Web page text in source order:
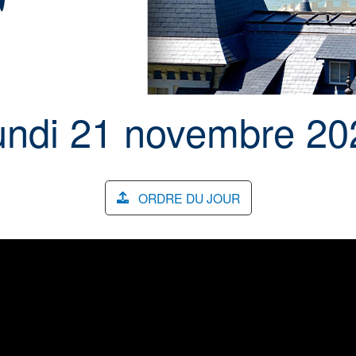
21 novembre
ORDRE DU JOUR